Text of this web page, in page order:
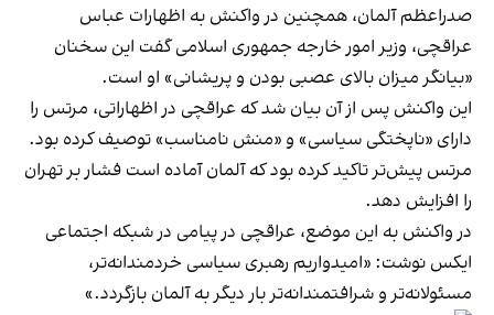
صدراعظم آلمان، همچنین در واکنش به اظهارات عباس
عراقچی، وزیر امور خارجه جمهوری اسلامی گفت این سخنان
«بیانگر میزان بالای عصبی بودن و پریشانی» او است.
این واکنش پس از آن بیان شد که عراقچی در اظهاراتی، مرتس را
دارای «ناپختگی سیاسی» و «منش نامناسب» توصیف کرده بود.
مرتس پیش‌تر تاکید کرده بود که آلمان آماده است فشار بر تهران
را افزایش دهد.
در واکنش به این موضع، عراقچی در پیامی در شبکه اجتماعی
ایکس نوشت: «امیدواریم رهبری سیاسی خردمندانه‌تر،
مسئولانه‌تر و شرافتمندانه‌تر بار دیگر به آلمان بازگردد.»